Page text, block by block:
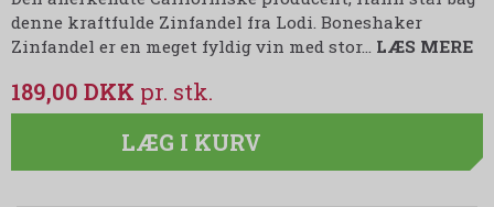
denne kraftfulde Zinfandel fra Lodi. Boneshaker
Zinfandel er en meget fyldig vin med stor… LÆS MERE
189,00 DKK
LÆG I KURV